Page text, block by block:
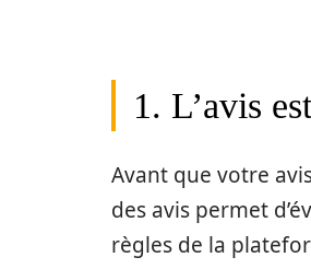
1. L’avis
Avant que votre
des avis permet
règles de la